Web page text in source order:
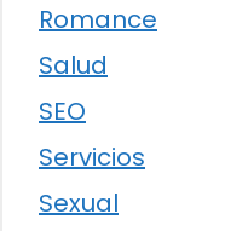
Romance
Salud
SEO
Servicios
Sexual